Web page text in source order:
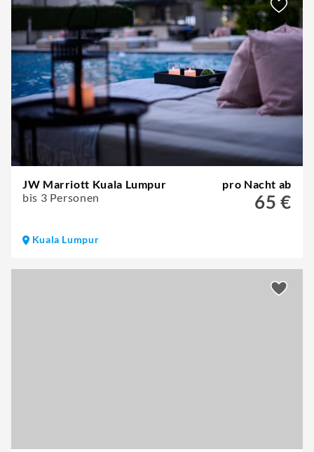
JW Marriott Kuala Lumpur
bis 3 Personen
pro Nacht ab
65 €
Kuala Lumpur